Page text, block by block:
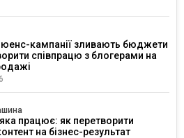
кампанії зливають бюджети
співпрацю з блогерами на
яка працює: як перетворити
на бізнес-результат